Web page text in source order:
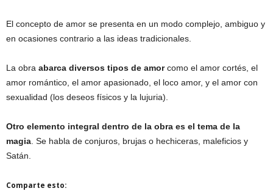
El concepto de amor se presenta en un modo complejo, ambiguo y
en ocasiones contrario a las ideas tradicionales.
La obra abarca diversos tipos de amorcomo el amor cortés, el
amor romántico, el amor apasionado, el loco amor, y el amor con
sexualidad (los deseos físicos y la lujuria).
Otro elemento integral dentro de la obra es el tema de la
magia . Se habla de conjuros, brujas o hechiceras, maleficios y
Satán.
Comparte esto: